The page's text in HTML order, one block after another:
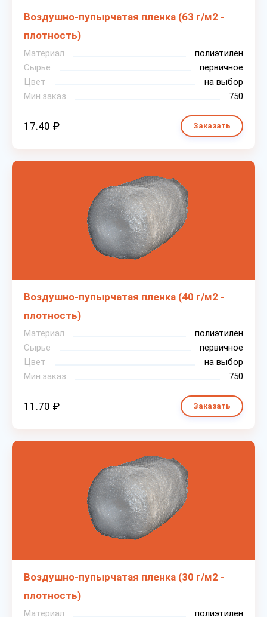
Воздушно-пупырчатая пленка (63 г/м2 -
плотность)
Материал
полиэтилен
Сырье
первичное
Цвет
на выбор
Мин.заказ
750
17.40 ₽ Заказать
Воздушно-пупырчатая пленка (40 г/м2 -
плотность)
Материал
полиэтилен
Сырье
первичное
Цвет
на выбор
Мин.заказ
750
11.70 ₽ Заказать
Воздушно-пупырчатая пленка (30 г/м2 -
плотность)
Материал
полиэтилен